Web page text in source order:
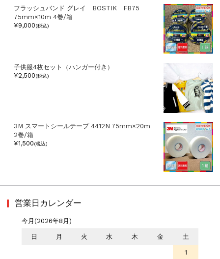
フラッシュバンド グレイ BOSTIK FB75
75mm×10m 4巻/箱
¥9,000(税込)
子供服4枚セット（ハンガー付き）
¥2,500(税込)
3M スマートシールテープ 4412N 75mm×20m
2巻/箱
¥1,500(税込)
営業日カレンダー
今月(2026年8月)
日 月 火 水 木 金 土
1